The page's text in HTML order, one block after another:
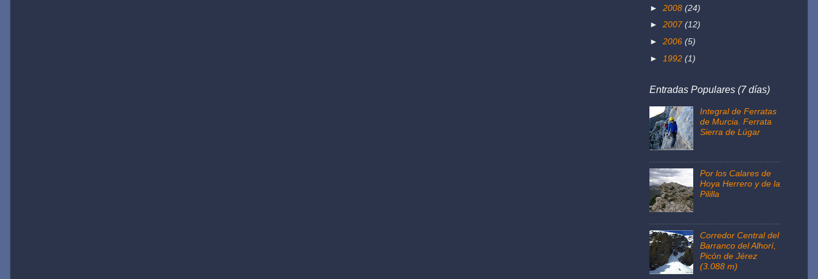
► 2008 (24)
► 2007(12)
► 2006 (5)
►
1992 (1)
Entradas Populares (7 días)
Integral de Ferratas
de Murcia. Ferrata
Sierra de Lúgar
Por los Calares de
Hoya Herrero y de la
Pililla
Corredor Central del
Barranco del Alhorí,
Picón de Jérez
(3.088 m)